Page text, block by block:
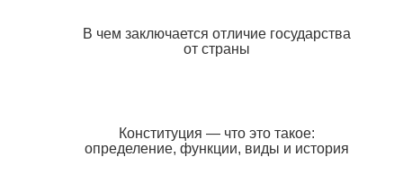
В чем заключается отличие государства
от страны
Конституция — что это такое:
определение, функции, виды и история